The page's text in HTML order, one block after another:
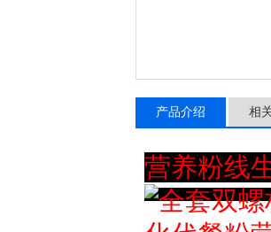
产品介绍 相
营养粉线